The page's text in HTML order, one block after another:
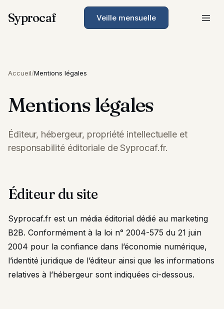
Syprocaf Veille mensuelle
Accueil/Mentions légales
Mentions légales
Éditeur, hébergeur, propriété intellectuelle et
responsabilité éditoriale de Syprocaf.fr.
Éditeur du site
Syprocaf.fr est un média éditorial dédié au marketing
B2B. Conformément à la loi n° 2004-575 du 21 juin
2004 pour la confiance dans l’économie numérique,
l’identité juridique de l’éditeur ainsi que les informations
relatives à l’hébergeur sont indiquées ci-dessous.